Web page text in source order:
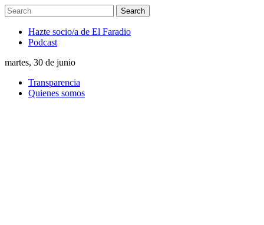
Hazte socio/a de El Faradio
Podcast
martes, 30 de junio
Transparencia
Quienes somos